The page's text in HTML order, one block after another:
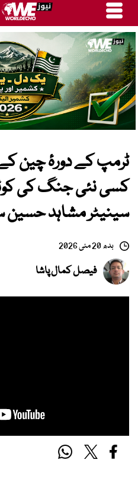
ٹرمپ کے دورۂ چین
کسی نئی جنگ کی
سینیٹر مشاہد حسین
بدھ 20 مئی 2026
فیصل کمال پاشا